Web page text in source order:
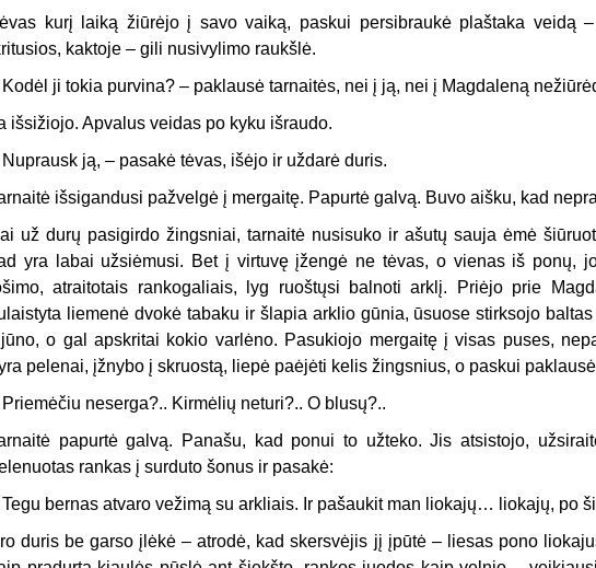
kurį laiką žiūrėjo į savo vaiką, paskui persibraukė plaštaka veidą
kaktoje – gili nusivylimo raukšlė.
ji tokia purvina? – paklausė tarnaitės, nei į ją, nei į Magdaleną
išsižiojo. Apvalus veidas po kyku išraudo.
ją, – pasakė tėvas, išėjo ir uždarė duris.
išsigandusi pažvelgė į mergaitę. Papurtė galvą. Buvo aišku, kad
už durų pasigirdo žingsniai, tarnaitė nusisuko ir ašutų sauja ėmė
yra labai užsiėmusi. Bet į virtuvę įžengė ne tėvas, o vienas iš ponų,
atraitotais rankogaliais, lyg ruoštųsi balnoti arklį. Priėjo prie
liemenė dvokė tabaku ir šlapia arklio gūnia, ūsuose stirksojo
o gal apskritai kokio varlėno. Pasukiojo mergaitę į visas puses,
pelenai, įžnybo į skruostą, liepė paėjėti kelis žingsnius, o paskui
neserga?.. Kirmėlių neturi?.. O blusų?..
papurtė galvą. Panašu, kad ponui to užteko. Jis atsistojo,
rankas į surduto šonus ir pasakė:
bernas atvaro vežimą su arkliais. Ir pašaukit man liokajų… liokajų, po
duris be garso įlėkė – atrodė, kad skersvėjis jį įpūtė – liesas pono